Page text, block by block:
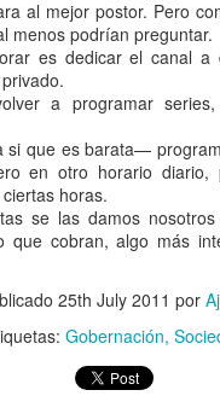
al mejor postor. Pero
menos podrían preguntar.
es dedicar el canal a
a programar
que es barata—
en otro horario
horas.
se las damos
que cobran, algo más
25th July 2011 por
Gobernación